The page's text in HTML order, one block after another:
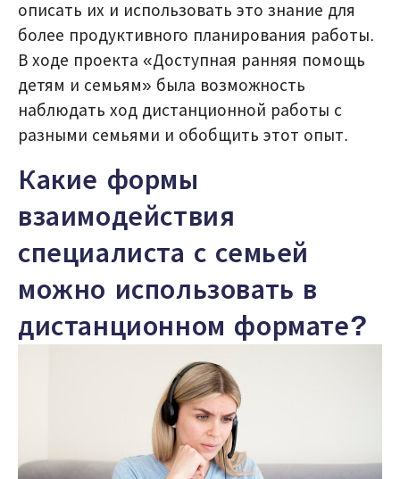
описать их и использовать это знание для
более продуктивного планирования работы.
В ходе проекта «Доступная ранняя помощь
детям и семьям» была возможность
наблюдать ход дистанционной работы с
разными семьями и обобщить этот опыт.
Какие формы
взаимодействия
специалиста с семьей
можно использовать в
дистанционном формате?